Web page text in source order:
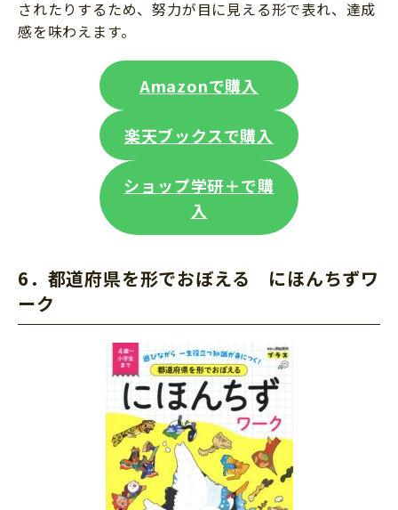
されたりするため、努力が目に見える形で表れ、達成
感を味わえます。
Amazonで購入
楽天ブックスで購入
ショップ学研＋で購
入
6． 都道府県を形でおぼえる にほんちずワ
ーク